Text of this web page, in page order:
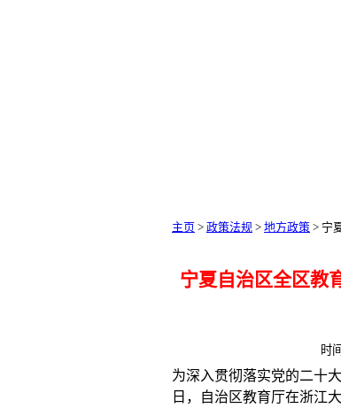
主页 > 政策法规 > 地方政策 > 宁
宁夏自治区全区教
时
为深入贯彻落实党的二十
日，自治区教育厅在浙江